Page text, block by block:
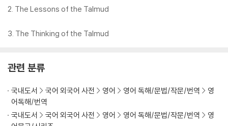
2. The Lessons of the Talmud
3. The Thinking of the Talmud
관련 분류
국내도서 국어 외국어 사전 영어 영어 독해/문법/작문/번역
영
어독해/번역
국내도서
국어 외국어 사전 영어 영어 독해/문법/작문/번역
영